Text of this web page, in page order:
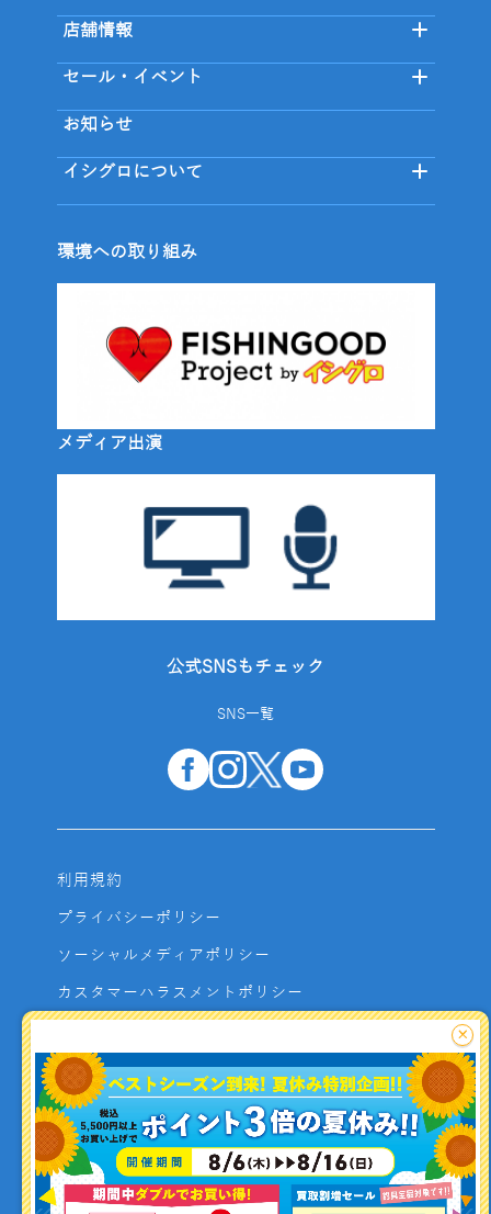
釣り情報を
店舗情報
セール・イベント
お知らせ
イシグロについて
環境への取り組み
メディア出演
公式SNSもチェック
SNS一覧
利用規約
プライバシーポリシー
ソーシャルメディアポリシー
カスタマーハラスメントポリシー
よくあるご質問
お問い合わせ
利用者資金の保全方法
×